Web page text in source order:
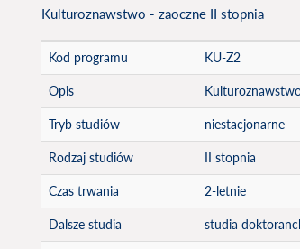
Kulturoznawstwo - zaoczne II stopnia
Kod programu KU-Z2
Opis
Tryb studiów niestacjonarne
Rodzaj studiów II stopnia
Czas trwania 2-letnie
Dalsze studia studia